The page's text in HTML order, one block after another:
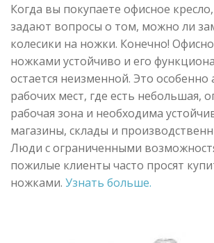
Когда вы покупаете офисное
задают вопросы о том, можно ли
колесики на ножки. Конечно!
ножками устойчиво и его
остается неизменной. Это особенно
рабочих мест, где есть небольшая,
рабочая зона и необходима
магазины, склады и
Люди с ограниченными
пожилые клиенты часто просят
ножками. Узнать больше.